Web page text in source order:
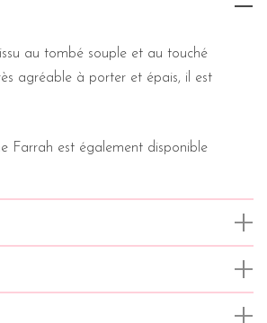
au tombé souple et au touché
agréable à porter et épais, il est
Farrah est également disponible